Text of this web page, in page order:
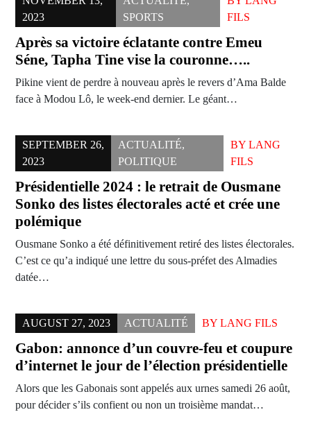
2023
SPORTS
FILS
Après sa victoire éclatante contre Emeu
Séne, Tapha Tine vise la couronne…..
Pikine vient de perdre à nouveau après le revers d’Ama Balde
face à Modou Lô, le week-end dernier. Le géant…
SEPTEMBER 26,
2023
ACTUALITÉ,
POLITIQUE
BYLANG
FILS
Présidentielle 2024 : le retrait de Ousmane
Sonko des listes électorales acté et crée une
polémique
Ousmane Sonko a été définitivement retiré des listes électorales.
C’est ce qu’a indiqué une lettre du sous-préfet des Almadies
datée…
AUGUST 27, 2023 ACTUALITÉ BY LANG FILS
Gabon: annonce d’un couvre-feu et coupure
d’internet le jour de l’élection présidentielle
Alors que les Gabonais sont appelés aux urnes samedi 26 août,
pour décider s’ils confient ou non un troisième mandat…